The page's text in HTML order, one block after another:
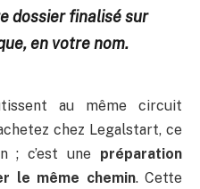
dossier finalisé sur
en votre nom.
au même circuit
chez Legalstart, ce
; c’est une préparation
le même chemin. Cette